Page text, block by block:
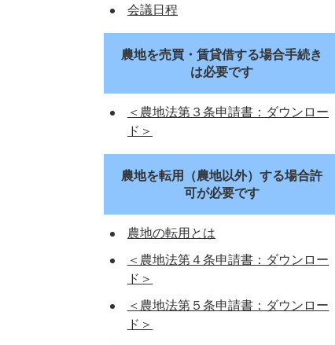
会議日程
農地を売買・賃貸借する場合手続き
は必要です
＜農地法第３条申請書：ダウンロー
ド＞
農地を転用（農地以外）する場合許
可が必要です
農地の転用とは
＜農地法第４条申請書：ダウンロー
ド＞
＜農地法第５条申請書：ダウンロー
ド＞